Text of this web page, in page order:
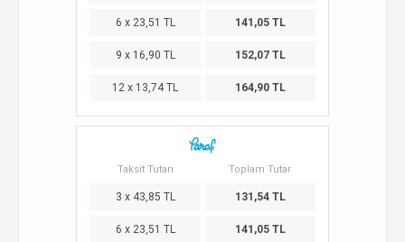
6 x 23,51 TL 141,05 TL
9 x 16,90 TL 152,07 TL
12 x 13,74 TL 164,90 TL
Taksit Tutarı Toplam Tutar
3 x 43,85 TL 131,54 TL
6 x 23,51 TL 141,05 TL